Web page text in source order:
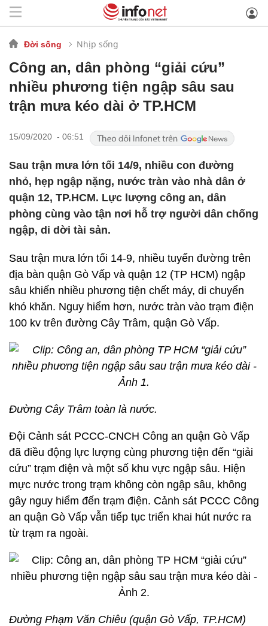
Đời sống Nhịp sống
Công an, dân phòng “giải cứu”
nhiều phương tiện ngập sâu sau
trận mưa kéo dài ở TP.HCM
15/09/2020 - 06:51
Sau trận mưa lớn tối 14/9, nhiều con đường
nhỏ, hẹp ngập nặng, nước tràn vào nhà dân ở
quận 12, TP.HCM. Lực lượng công an, dân
phòng cùng vào tận nơi hỗ trợ người dân chống
ngập, di dời tài sản.
Sau trận mưa lớn tối 14-9, nhiều tuyến đường trên
địa bàn quận Gò Vấp và quận 12 (TP HCM) ngập
sâu khiến nhiều phương tiện chết máy, di chuyển
khó khăn. Nguy hiểm hơn, nước tràn vào trạm điện
100 kv trên đường Cây Trâm, quận Gò Vấp.
Đường Cây Trâm toàn là nước.
Đội Cảnh sát PCCC-CNCH Công an quận Gò Vấp
đã điều động lực lượng cùng phương tiện đến “giải
cứu” trạm điện và một số khu vực ngập sâu. Hiện
mực nước trong trạm không còn ngập sâu, không
gây nguy hiểm đến trạm điện. Cảnh sát PCCC Công
an quận Gò Vấp vẫn tiếp tục triển khai hút nước ra
từ trạm ra ngoài.
Đường Phạm Văn Chiêu (quận Gò Vấp, TP.HCM)